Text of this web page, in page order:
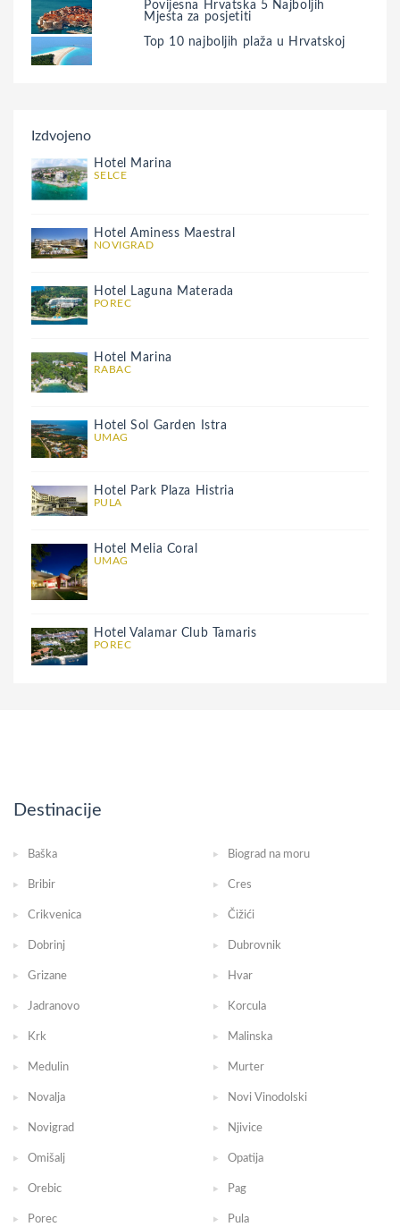
Povijesna Hrvatska 5 Najboljih
Mjesta za posjetiti
Top 10 najboljih plaža u Hrvatskoj
Izdvojeno
Hotel Marina
SELCE
Hotel Aminess Maestral
NOVIGRAD
Hotel Laguna Materada
POREC
Hotel Marina
RABAC
Hotel Sol Garden Istra
UMAG
Hotel Park Plaza Histria
PULA
Hotel Melia Coral
UMAG
Hotel Valamar Club Tamaris
POREC
Destinacije
Baška Biograd na moru
Bribir Cres
Crikvenica Čižići
Dobrinj Dubrovnik
Grizane Hvar
Jadranovo Korcula
Krk Malinska
Medulin Murter
Novalja Novi Vinodolski
Novigrad Njivice
Omišalj Opatija
Orebic Pag
Porec Pula